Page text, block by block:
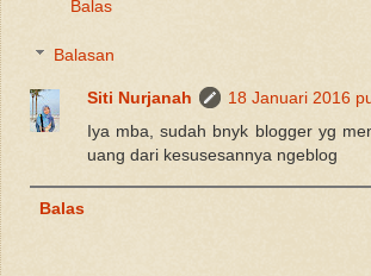
Balas
Balasan
Siti Nurjanah
18 Januari 2016
Iya mba, sudah bnyk blogger yg
uang dari kesusesannya ngeblog
Balas